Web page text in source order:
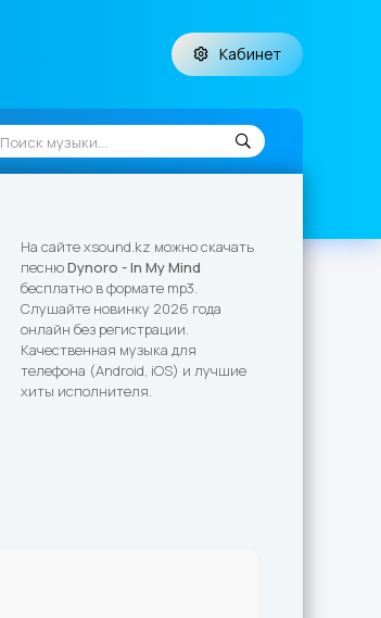
Кабинет
На сайте xsound.kz можно скачать
песнюDynoro - In My Mind
бесплатно в формате mp3.
Слушайте новинку 2026 года
онлайн без регистрации.
Качественная музыка для
телефона (Android, iOS) и лучшие
хиты исполнителя.